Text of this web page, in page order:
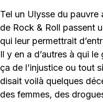
Tel un Ulysse du
de Rock & Roll passent
qui leur permettrait
Il y en a d’autres à qui
ça de l’injustice ou tout
disait voilà quelques
des femmes, des